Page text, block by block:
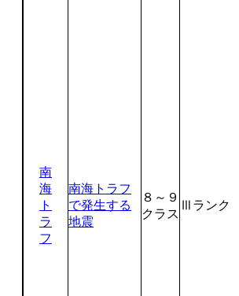
南
海
ト
ラ
フ
南海トラフ
で発生する
地震
８～９
クラス
Ⅲランク